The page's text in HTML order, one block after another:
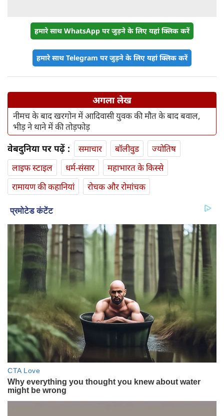
हमारे साथ WhatsApp पर जुड़ने के लिए यहां क्लिक करें
हमारे साथ Telegram पर जुड़ने के लिए यहां क्लिक करें
अगला लेख
नीमच के बाद खरगोन में आदिवासी युवक की मौत के बाद बवाल,
भीड़ ने थाने में की तोड़फोड़
वेबदुनिया पर पढ़ें : समाचार बॉलीवुड
ज्योतिष
लाइफ स्‍टाइल
धर्म-संसार
महाभारत के किस्से
रामायण की कहानियां
रोचक और रोमांचक